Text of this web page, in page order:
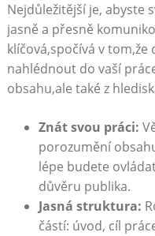
Nejdůležitější je, abyste
jasně a přesně
klíčová,spočívá⁤ v
nahlédnout do vaší
obsahu,ale také z
Znát svou práci:
porozumění
lépe budete
důvěru publika.
Jasná struktura:
částí: úvod, cíl